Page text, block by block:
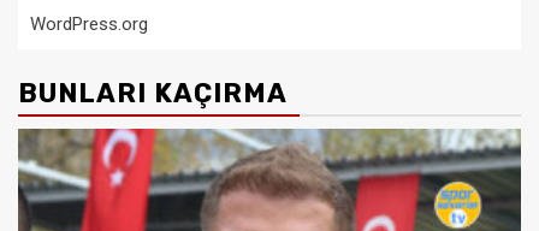
WordPress.org
BUNLARI KAÇIRMA